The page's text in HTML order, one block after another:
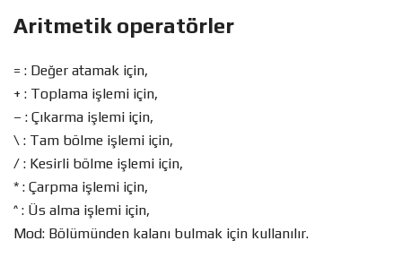
Aritmetik operatörler
= : Değer atamak için,
+ : Toplama işlemi için,
– : Çıkarma işlemi için,
\ : Tam bölme işlemi için,
/ : Kesirli bölme işlemi için,
* : Çarpma işlemi için,
^ : Üs alma işlemi için,
Mod: Bölümünden kalanı bulmak için kullanılır.